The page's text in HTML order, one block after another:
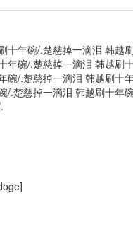
十年碗/.楚慈掉一滴泪 韩越
年碗/.楚慈掉一滴泪 韩越刷
碗/.楚慈掉一滴泪 韩越刷十
/.楚慈掉一滴泪 韩越刷十年